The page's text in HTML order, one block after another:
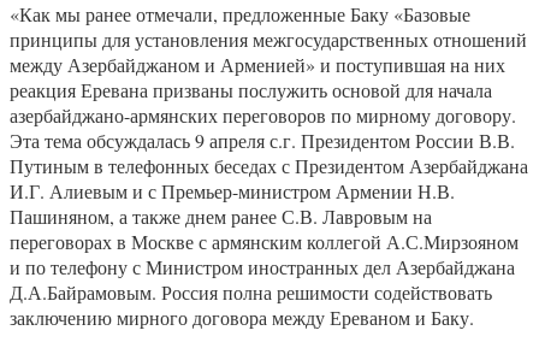
«Как мы ранее отмечали, предложенные Баку «Базовые
принципы для установления межгосударственных отношений
между Азербайджаном и Арменией» и поступившая на них
реакция Еревана призваны послужить основой для начала
азербайджано-армянских переговоров по мирному договору.
Эта тема обсуждалась 9 апреля с.г. Президентом России В.В.
Путиным в телефонных беседах с Президентом Азербайджана
И.Г. Алиевым и с Премьер-министром Армении Н.В.
Пашиняном, а также днем ранее С.В. Лавровым на
переговорах в Москве с армянским коллегой А.С.Мирзояном
и по телефону с Министром иностранных дел Азербайджана
Д.А.Байрамовым. Россия полна решимости содействовать
заключению мирного договора между Ереваном и Баку.